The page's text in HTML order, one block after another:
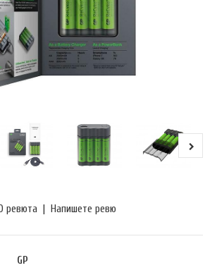
ревюта Напишете ревю
GP